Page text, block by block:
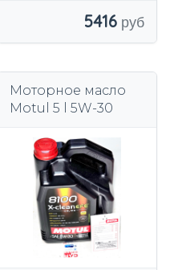
5416
Моторное масло
Motul 5 l 5W-30